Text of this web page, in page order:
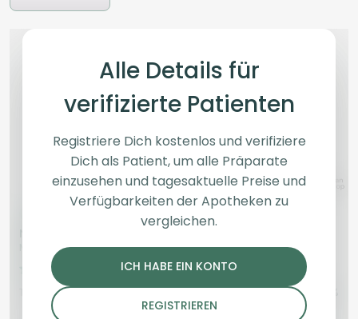
Alle Details für
verifizierte Patienten
Registriere Dich kostenlos und verifiziere
Dich als Patient, um alle Präparate
einzusehen und tagesaktuelle Preise und
Verfügbarkeiten der Apotheken zu
vergleichen.
ICH HABE EIN KONTO
REGISTRIEREN
Blüten
Morning Sun
4,5
32% CBD:1%
Indica
Campfire Kush
4,2 (159)
THC:33,94% CBD: <